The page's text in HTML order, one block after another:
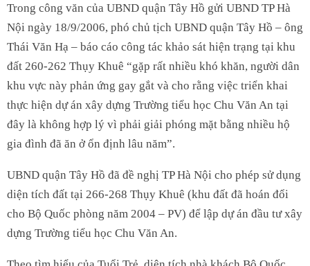
Trong công văn của UBND quận Tây Hồ gửi UBND TP Hà
Nội ngày 18/9/2006, phó chủ tịch UBND quận Tây Hồ – ông
Thái Văn Hạ – báo cáo công tác khảo sát hiện trạng tại khu
đất 260-262 Thụy Khuê “gặp rất nhiều khó khăn, người dân
khu vực này phản ứng gay gắt và cho rằng việc triển khai
thực hiện dự án xây dựng Trường tiểu học Chu Văn An tại
đây là không hợp lý vì phải giải phóng mặt bằng nhiều hộ
gia đình đã ăn ở ổn định lâu năm”.
UBND quận Tây Hồ đã đề nghị TP Hà Nội cho phép sử dụng
diện tích đất tại 266-268 Thụy Khuê (khu đất đã hoán đổi
cho Bộ Quốc phòng năm 2004 – PV) để lập dự án đầu tư xây
dựng Trường tiểu học Chu Văn An.